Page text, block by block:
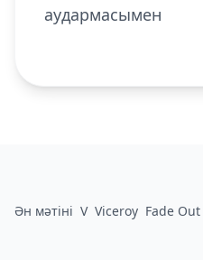
аудармасымен
Ән мәтіні V Viceroy Fade Out